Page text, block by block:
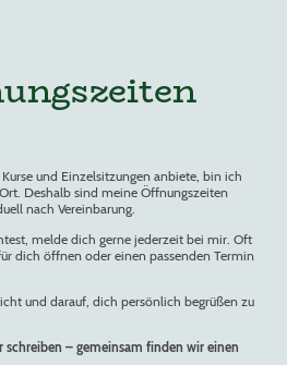
und Einzelsitzungen anbiete, bin ich
Deshalb sind meine Öffnungszeiten
nach Vereinbarung.
melde dich gerne jederzeit bei mir. Oft
dich öffnen oder einen passenden Termin
und darauf, dich persönlich begrüßen zu
– gemeinsam finden wir einen